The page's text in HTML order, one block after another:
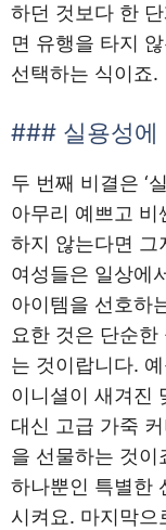
하던 것보다 한
면 유행을 타지
선택하는 식이죠.
### 실용성에
두 번째 비결은 ‘
아무리 예쁘고 비
하지 않는다면 그
여성들은 일상에
아이템을 선호하
요한 것은 단순
는 것이랍니다.
이니셜이 새겨진
대신 고급 가죽
을 선물하는 것
하나뿐인 특별한
시켜요. 마지막으